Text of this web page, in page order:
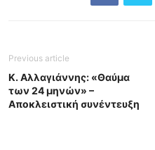
Previous article
Κ. Αλλαγιάννης: «Θαύμα
των 24 μηνών» –
Αποκλειστική συνέντευξη